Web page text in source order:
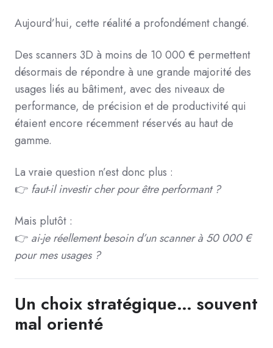
Aujourd’hui, cette réalité a profondément changé.
Des scanners 3D à moins de 10 000 € permettent
désormais de répondre à une grande majorité des
usages liés au bâtiment, avec des niveaux de
performance, de précision et de productivité qui
étaient encore récemment réservés au haut de
gamme.
La vraie question n’est donc plus :
👉 faut-il investir cher pour être performant ?
Mais plutôt :
👉 ai-je réellement besoin d’un scanner à 50 000 €
pour mes usages ?
Un choix stratégique… souvent
mal orienté